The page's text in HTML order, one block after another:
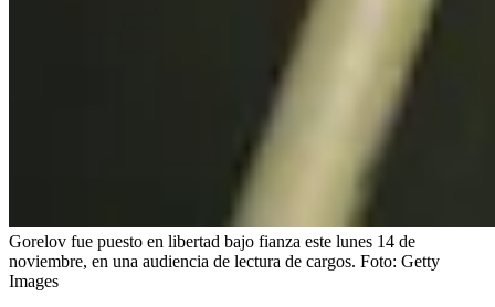
Gorelov fue puesto en libertad bajo fianza este lunes 14 de
noviembre, en una audiencia de lectura de cargos. Foto: Getty
Images